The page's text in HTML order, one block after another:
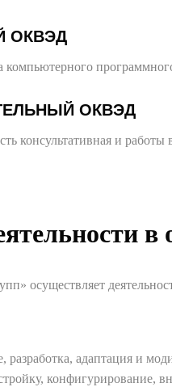
ОКВЭД
компьютерного
ОКВЭД
консультативная и
в
осуществляет
разработка, адаптация и
конфигурирование,